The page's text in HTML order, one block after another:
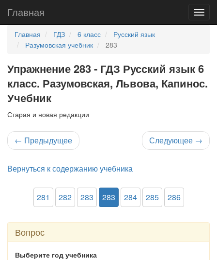
Главная
Главная ГДЗ 6 класс
Русский язык
Разумовская учебник
283
Упражнение 283 - ГДЗ Русский язык 6
класс. Разумовская, Львова, Капинос.
Учебник
Старая и новая редакции
← Предыдущее Следующее →
Вернуться к содержанию учебника
281 282 283 283 284 285 286
Вопрос
Выберите год учебника